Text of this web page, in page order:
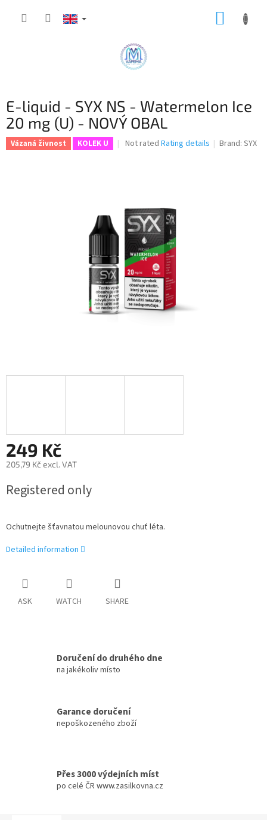
E-liquid - SYX NS - Watermelon Ice
20 mg (U) - NOVÝ OBAL
Vázaná živnost KOLEK U
The
out
of
5
stars.
Not rated Rating details Brand:SYX
249 Kč
205,79 Kč excl. VAT
price:
Registered only
Ochutnejte šťavnatou melounovou chuť léta.
Detailed information
ASK WATCH SHARE
Doručení do druhého dne
na jakékoliv místo
Garance doručení
nepoškozeného zboží
Přes 3000 výdejních míst
po celé ČR www.zasilkovna.cz